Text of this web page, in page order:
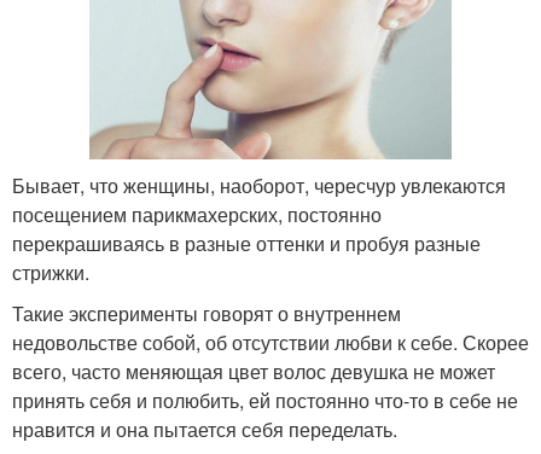
Бывает, что женщины, наоборот, чересчур увлекаются
посещением парикмахерских, постоянно
перекрашиваясь в разные оттенки и пробуя разные
стрижки.
Такие эксперименты говорят о внутреннем
недовольстве собой, об отсутствии любви к себе. Скорее
всего, часто меняющая цвет волос девушка не может
принять себя и полюбить, ей постоянно что-то в себе не
нравится и она пытается себя переделать.